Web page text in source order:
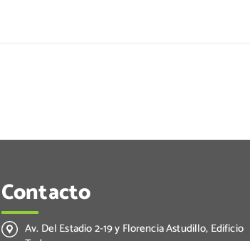
Contacto
Av. Del Estadio 2-19 y Florencia Astudillo, Edificio